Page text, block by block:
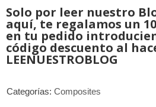
Solo por leer nuestro
aquí, te regalamos un
en tu pedido
código descuento al
LEENUESTROBLOG
Categorías: Composites